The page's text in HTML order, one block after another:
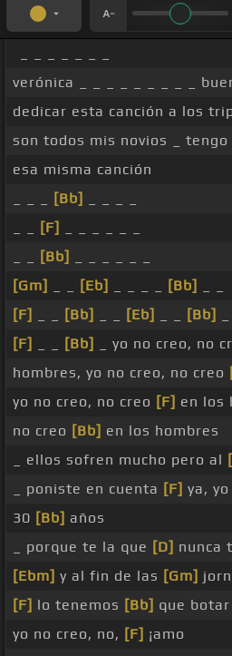
verónica _ _ _ _ _ _ _ _ _
dedicar esta canción a los
son todos mis novios _
esa misma canción
[Bb]
[F]
[Bb]
[Gm]
[Eb] [Bb]
[F]
[Bb] [Eb] [Bb]
[F]
[Bb] _ yo no creo, no
hombres, yo no creo, no creo
yo no creo, no creo [F] en los
no creo [Bb] en los hombres
_ ellos sofren mucho pero al
_ poniste en cuenta [F] ya,
30 [Bb] años
_ porque te la que [D] nunca
[Ebm] y al fin de las [Gm]
[F] lo tenemos [Bb] que botar
yo no creo, no, [F] ¡amo